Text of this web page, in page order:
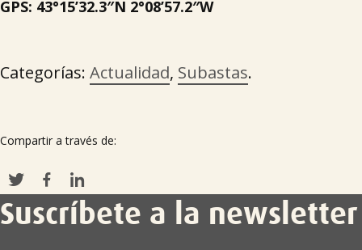
GPS: 43°15’32.3″N 2°08’57.2″W
Categorías: Actualidad, Subastas.
Compartir a través de:
Suscríbete a la newsletter